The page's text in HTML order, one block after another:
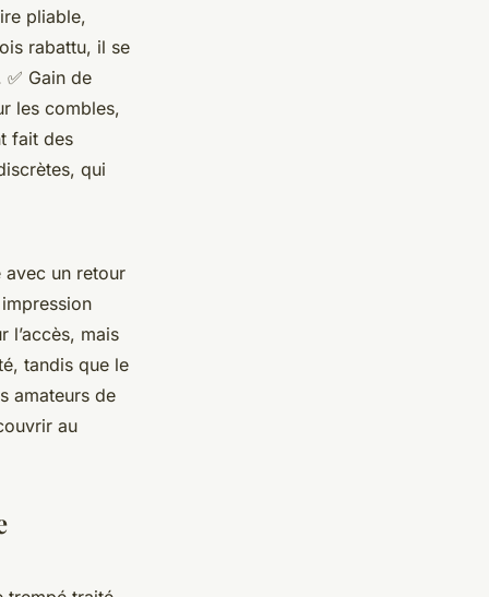
pliable,
rabattu, il se
✅ Gain de
les combles,
fait des
qui
avec un retour
l’accès, mais
tandis que le
amateurs de
au